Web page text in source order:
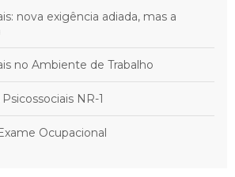
nova exigência adiada, mas a
no Ambiente de Trabalho
NR-1
Ocupacional